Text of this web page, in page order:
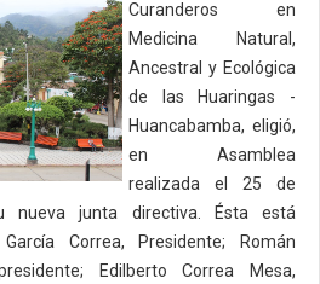
Curanderos en
Medicina Natural,
Ancestral y Ecológica
de las Huaringas -
Huancabamba, eligió,
en Asamblea
realizada el 25 de
junta directiva. Ésta está
Correa, Presidente; Román
Edilberto Correa Mesa,